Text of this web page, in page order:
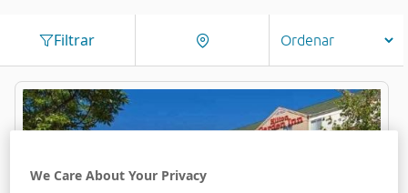
Filtrar
We Care About Your Privacy